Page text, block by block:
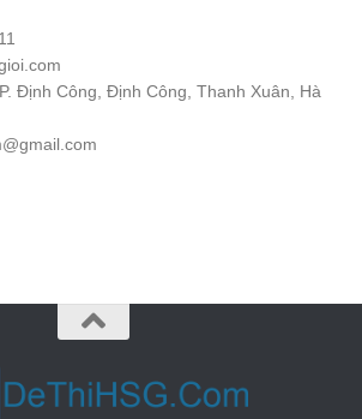
Định Công, Định Công, Thanh Xuân, Hà